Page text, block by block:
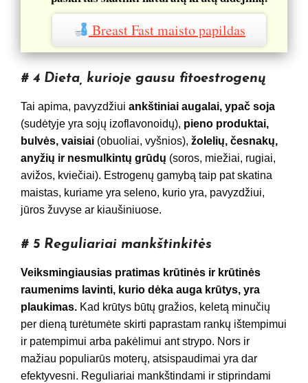
Breast Fast maisto papildas
# 4 Dieta, kurioje gausu fitoestrogenų
Tai apima, pavyzdžiui ankštiniai augalai, ypač soja
(sudėtyje yra sojų izoflavonoidų), pieno produktai,
bulvės, vaisiai (obuoliai, vyšnios), žolelių, česnakų,
anyžių ir nesmulkintų grūdų (soros, miežiai, rugiai,
avižos, kviečiai). Estrogenų gamybą taip pat skatina
maistas, kuriame yra seleno, kurio yra, pavyzdžiui,
jūros žuvyse ar kiaušiniuose.
# 5 Reguliariai mankštinkitės
Veiksmingiausias pratimas krūtinės ir krūtinės
raumenims lavinti, kurio dėka auga krūtys, yra
plaukimas. Kad krūtys būtų gražios, keletą minučių
per dieną turėtumėte skirti paprastam rankų ištempimui
ir patempimui arba pakėlimui ant strypo. Nors ir
mažiau populiarūs moterų, atsispaudimai yra dar
efektyvesni. Reguliariai mankštindami ir stiprindami